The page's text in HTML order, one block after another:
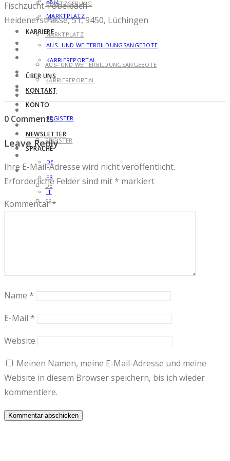
MARKTPLATZ
KARRIERE
AUS- UND WEITERBILDUNGSANGEBOTE
KARRIEREPORTAL
ÜBER UNS
KONTAKT
KONTO
REGISTER
NEWSLETTER
SPRACHE
DE
FR
IT
GESETZGEBUNG
FAQ
MARKTPLATZ
KARRIERE
AUS- UND WEITERBILDUNGSANGEBOTE
KARRIEREPORTAL
ÜBER UNS
KONTAKT
KONTO
REGISTER
SPRACHE
DE
FR
Fischzucht Tobelbach
Heidenerstrasse, 51, 9450, Lüchingen
0 Comments
Leave Reply
Ihre E-Mail-Adresse wird nicht veröffentlicht.
Erforderliche Felder sind mit* markiert
Kommentar*
Name *
E-Mail *
Website
Meinen Namen, meine E-Mail-Adresse und meine
Website in diesem Browser speichern, bis ich wieder
kommentiere.